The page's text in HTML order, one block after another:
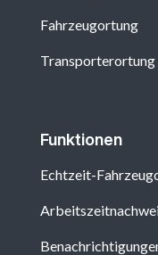
Fahrzeugortung
Transporterortung
Funktionen
Echtzeit-